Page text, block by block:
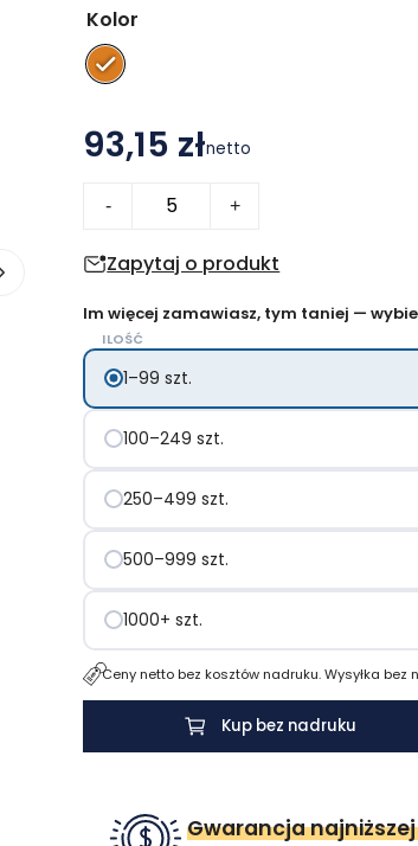
Kolor
93,15 złnetto
-
ładowarka
10W,
stacja
pogodowa
+
Zapytaj o produkt
Im więcej zamawiasz, tym taniej —
ILOŚĆ
1–99 szt.
100–249 szt.
250–499 szt.
500–999 szt.
1000+ szt.
Ceny netto bez kosztów nadruku. Wysyłka
Kup bez nadruku
Gwarancja